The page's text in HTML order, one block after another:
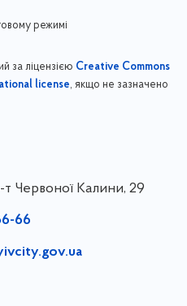
режимі
за ліцензією Creative Commons
license, якщо не зазначено
т Червоної Калини, 29
66